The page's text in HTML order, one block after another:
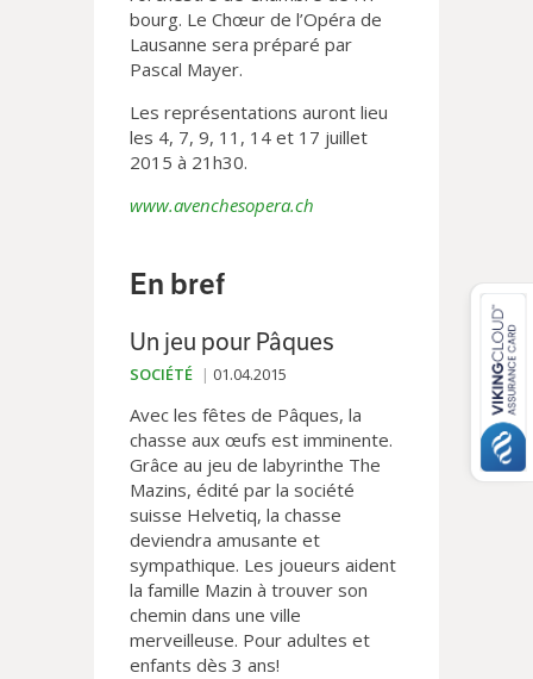
bourg. Le Chœur de l’Opéra de
Lausanne sera préparé par
Pascal Mayer.
Les représentations auront lieu
les 4, 7, 9, 11, 14 et 17 juillet
2015 à 21h30.
www.avenchesopera.ch
En bref
Un jeu pour Pâques
SOCIÉTÉ 01.04.2015
Avec les fêtes de Pâques, la
chasse aux œufs est imminente.
Grâce au jeu de labyrinthe The
Mazins, édité par la société
suisse Helvetiq, la chasse
deviendra amusante et
sympathique. Les joueurs aident
la famille Mazin à trouver son
chemin dans une ville
merveilleuse. Pour adultes et
enfants dès 3 ans!